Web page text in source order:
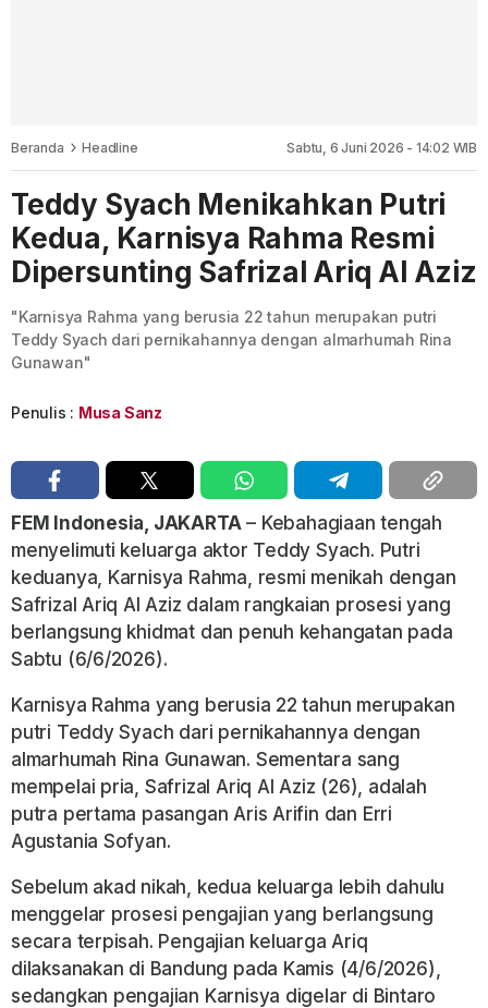
Beranda Headline Sabtu, 6 Juni 2026 - 14:02 WIB
Teddy Syach Menikahkan Putri
Kedua, Karnisya Rahma Resmi
Dipersunting Safrizal Ariq Al Aziz
"Karnisya Rahma yang berusia 22 tahun merupakan putri
Teddy Syach dari pernikahannya dengan almarhumah Rina
Gunawan"
Penulis : Musa Sanz
FEM Indonesia, JAKARTA– Kebahagiaan tengah
menyelimuti keluarga aktor Teddy Syach. Putri
keduanya, Karnisya Rahma, resmi menikah dengan
Safrizal Ariq Al Aziz dalam rangkaian prosesi yang
berlangsung khidmat dan penuh kehangatan pada
Sabtu (6/6/2026).
Karnisya Rahma yang berusia 22 tahun merupakan
putri Teddy Syach dari pernikahannya dengan
almarhumah Rina Gunawan. Sementara sang
mempelai pria, Safrizal Ariq Al Aziz (26), adalah
putra pertama pasangan Aris Arifin dan Erri
Agustania Sofyan.
Sebelum akad nikah, kedua keluarga lebih dahulu
menggelar prosesi pengajian yang berlangsung
secara terpisah. Pengajian keluarga Ariq
dilaksanakan di Bandung pada Kamis (4/6/2026),
sedangkan pengajian Karnisya digelar di Bintaro